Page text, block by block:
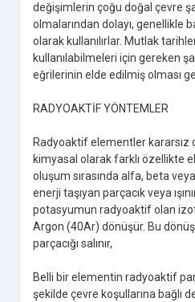
değişimlerin çoğu doğal çevre
olmalarından dolayı, genellikle
olarak kullanılırlar. Mutlak
kullanılabilmeleri için gereken
eğrilerinin elde edilmiş olması
RADYOAKTİF YÖNTEMLER
Radyoaktif elementler kararsız
kimyasal olarak farklı özellikte
oluşum sırasında alfa, beta
enerji taşıyan parçacık veya
potasyumun radyoaktif olan
Argon (40Ar) dönüşür. Bu
parçacığı salınır,
Belli bir elementin radyoaktif
şekilde çevre koşullarına bağlı